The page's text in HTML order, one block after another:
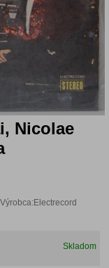
Nicolae
Skladom